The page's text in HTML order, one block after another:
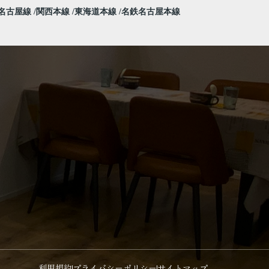
古屋線 関西本線 東海道本線 名鉄名古屋本線